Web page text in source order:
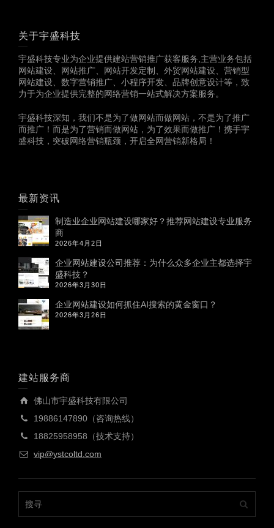
关于宇盛科技
宇盛科技专业为企业提供建站营销推广获客服务,主营业务包括
网站建设、网站推广、网站开发定制、外贸网站建设、营销型
网站建设、数字营销推广、小程序开发、品牌创意设计等，致
力于为企业提供完整的网络营销一站式解决方案服务。
宇盛科技深知，我们不是为了做网站而做网站，不是为了推广
而推广！而是为了营销而做网站，为了效果而做推广！携手宇
盛科技，突破网络营销瓶颈，开启全网营销新格局！
最新资讯
制造业企业网站建设哪家好？推荐网站建设专业服务
商
2026年4月2日
企业网站建设公司推荐：为什么众多企业主都选择宇
盛科技？
2026年3月30日
企业网站建设如何抓住AI搜索的黄金窗口？
2026年3月26日
建站服务商
佛山市宇盛科技有限公司
19886147890（咨询热线）
18825958958（技术支持）
vip@ystcoltd.com